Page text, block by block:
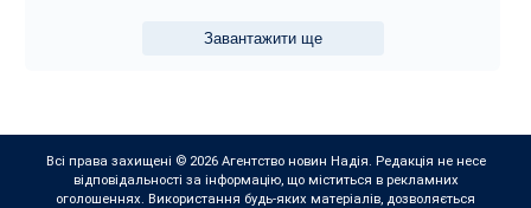
Завантажити ще
Всі права захищені © 2026 Агентство новин Надія. Редакція не несе
відповідальності за інформацію, що міститься в рекламних
оголошеннях. Використання будь-яких матеріалів, дозволяється